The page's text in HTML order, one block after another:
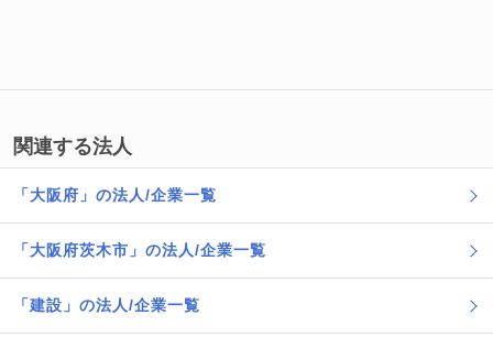
関連する法人
「大阪府」の法人/企業一覧
「大阪府茨木市」の法人/企業一覧
「建設」の法人/企業一覧